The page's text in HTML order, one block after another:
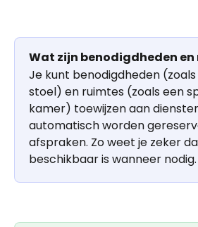
Wat zijn benodigdheden
Je kunt benodigdheden
stoel) en ruimtes (zoals een
kamer) toewijzen aan
automatisch worden
afspraken. Zo weet je zeker
beschikbaar is wanneer nodig.